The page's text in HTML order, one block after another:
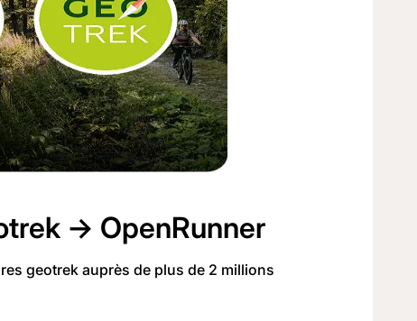
→ OpenRunner
geotrek auprès de plus de 2 millions